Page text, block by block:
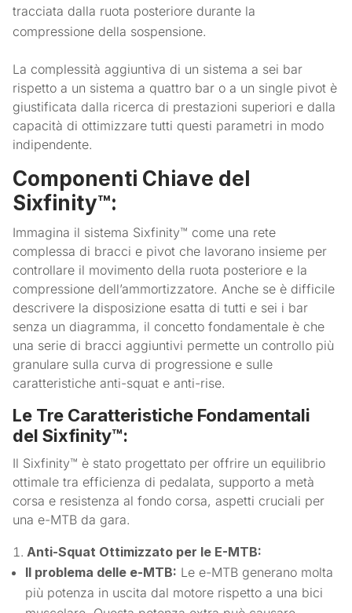
tracciata dalla ruota posteriore durante la
compressione della sospensione.
La complessità aggiuntiva di un sistema a sei bar
rispetto a un sistema a quattro bar o a un single pivot è
giustificata dalla ricerca di prestazioni superiori e dalla
capacità di ottimizzare tutti questi parametri in modo
indipendente.
Componenti Chiave del
Sixfinity™:
Immagina il sistema Sixfinity™ come una rete
complessa di bracci e pivot che lavorano insieme per
controllare il movimento della ruota posteriore e la
compressione dell’ammortizzatore. Anche se è difficile
descrivere la disposizione esatta di tutti e sei i bar
senza un diagramma, il concetto fondamentale è che
una serie di bracci aggiuntivi permette un controllo più
granulare sulla curva di progressione e sulle
caratteristiche anti-squat e anti-rise.
Le Tre Caratteristiche Fondamentali
del Sixfinity™:
Il Sixfinity™ è stato progettato per offrire un equilibrio
ottimale tra efficienza di pedalata, supporto a metà
corsa e resistenza al fondo corsa, aspetti cruciali per
una e-MTB da gara.
Anti-Squat Ottimizzato per le E-MTB:
Il problema delle e-MTB: Le e-MTB generano molta
più potenza in uscita dal motore rispetto a una bici